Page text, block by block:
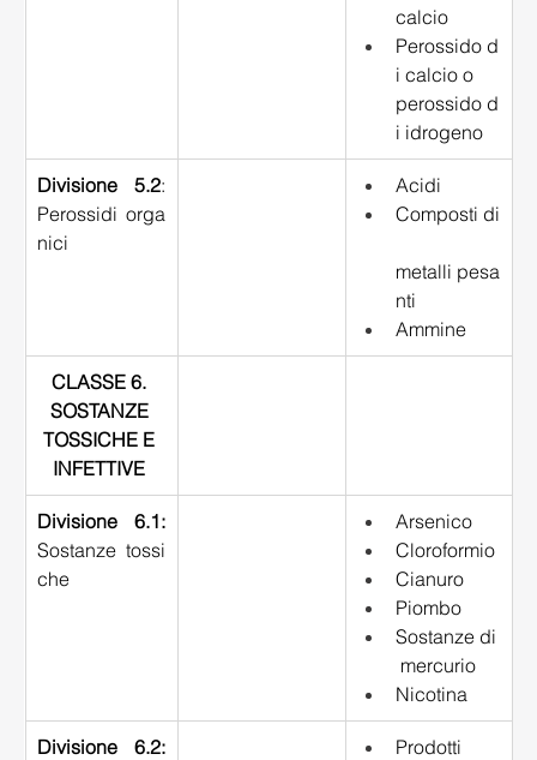
calcio
Perossido d
i calcio o
perossido d
i idrogeno
Divisione 5.2:
Perossidi orga
nici
Acidi
Composti di
metalli pesa
nti
Ammine
CLASSE 6.
SOSTANZE
TOSSICHE E
INFETTIVE
Sostanze tossi
che
Arsenico
Cloroformio
Cianuro
Piombo
Sostanze di
mercurio
Nicotina
Prodotti